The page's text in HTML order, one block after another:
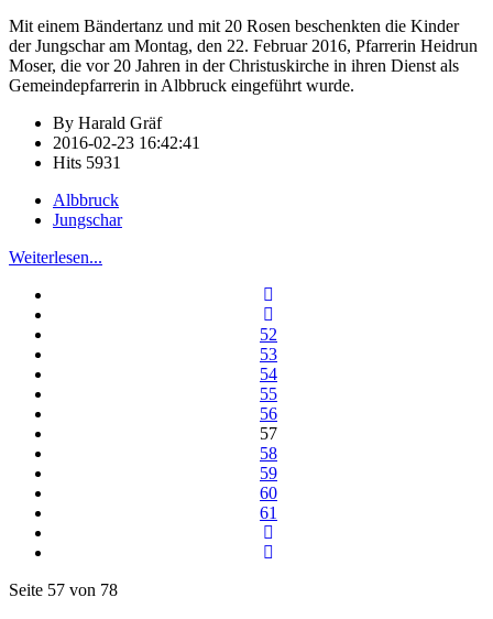
Mit einem Bändertanz und mit 20 Rosen beschenkten die Kinder
der Jungschar am Montag, den 22. Februar 2016, Pfarrerin Heidrun
Moser, die vor 20 Jahren in der Christuskirche in ihren Dienst als
Gemeindepfarrerin in Albbruck eingeführt wurde.
By Harald Gräf
2016-02-23 16:42:41
Hits 5931
Albbruck
Jungschar
Weiterlesen...
52
53
54
55
56
57
58
59
60
61
Seite 57 von 78